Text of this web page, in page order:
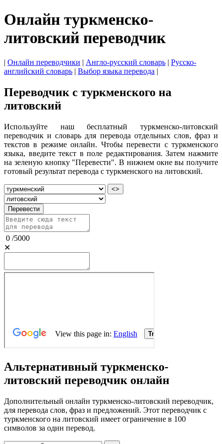
Онлайн туркменско-
литовский переводчик
| Онлайн переводчики | Англо-русский словарь | Русско-
английский словарь | Выбор языка перевода |
Переводчик с туркменского на
литовский
Используйте наш бесплатный туркменско-литовский
переводчик и словарь для перевода отдельных слов, фраз и
текстов в режиме онлайн. Чтобы перевести с туркменского
языка, введите текст в поле редактирования. Затем нажмите
на зеленую кнопку "Перевести". В нижнем окне вы получите
готовый результат перевода с туркменского на литовский.
<>
Перевести
0 /5000
✕
Альтернативный туркменско-
литовский переводчик онлайн
Дополнительный онлайн туркменско-литовский переводчик,
для перевода слов, фраз и предложений. Этот переводчик с
туркменского на литовский имеет ограничение в 100
символов за один перевод.